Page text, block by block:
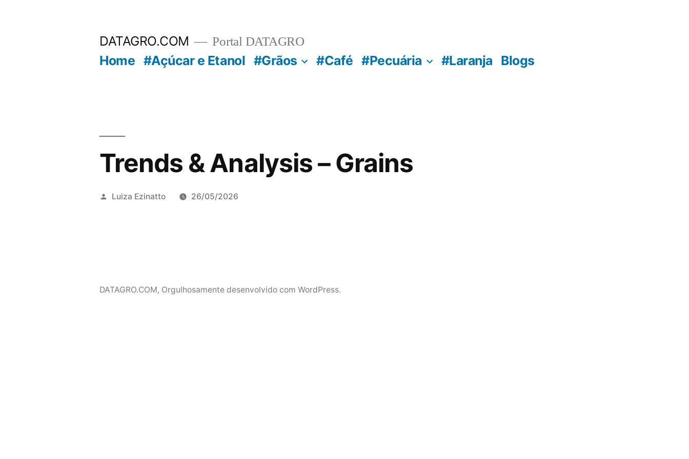
DATAGRO.COM Portal DATAGRO
Home #Açúcar e Etanol #Grãos #Café #Pecuária #Laranja Blogs
Trends & Analysis – Grains
Publicado
Luiza Ezinatto 26/05/2026
DATAGRO.COM, Orgulhosamente desenvolvido com WordPress.